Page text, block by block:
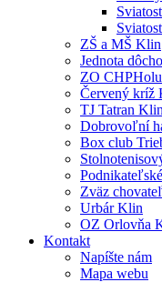
ZŠ a MŠ Klin
Jednota
ZO
Červený kríž
TJ Tatran Klin
Dobrovoľní
Box club
Zväz
Urbár Klin
OZ Orlovňa
Kontakt
Napíšte nám
Mapa webu